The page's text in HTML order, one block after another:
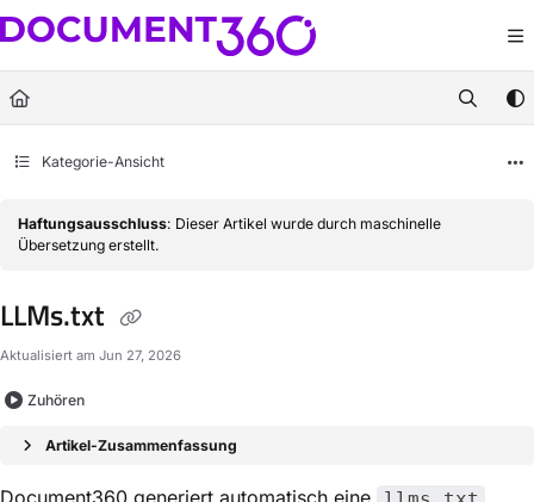
Documentation Index
Fetch the complete documentation index at:https://docs.document360.com/
Use this file to discover all available pages before exploring further.
Kategorie-Ansicht
Haftungsausschluss: Dieser Artikel wurde durch maschinelle
Übersetzung erstellt.
LLMs.txt
Aktualisiert am Jun 27, 2026
Zuhören
Artikel-Zusammenfassung